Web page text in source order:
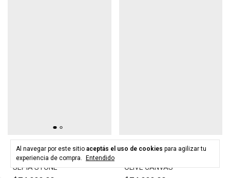
Al navegar por este sitio aceptás el uso de cookies para agilizar tu
experiencia de compra.
Entendido
HURLEY
Gorra HURLEY LEVELS HAT -
SEPIA STONE
HURLEY
OLIVE CANVAS